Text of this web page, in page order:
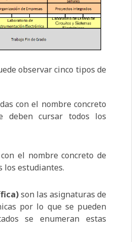
observar cinco tipos de
con el nombre concreto
deben cursar todos los
el nombre concreto de
los estudiantes.
son las asignaturas de
por lo que se pueden
se enumeran estas